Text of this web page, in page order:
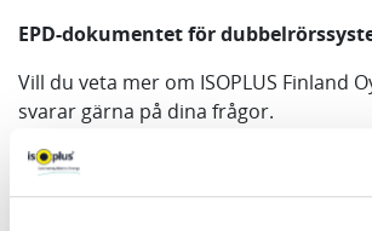
EPD-dokumentet för
Vill du veta mer om ISOPLUS Finland
svarar gärna på dina frågor.
Kontakta
Maria Nyström, HSEQ